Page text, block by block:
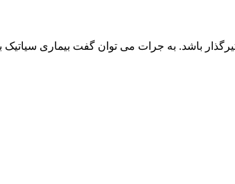
باشد. به جرات می توان گفت بیماری سیاتیک